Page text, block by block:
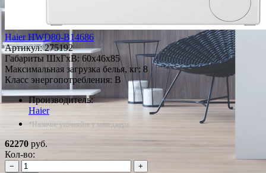
Haier HWD80-B14686
Артикул:275192
Габариты ШxГxВ: 60x46x85
Максимальная загрузка белья, кг: 8
Класс энергопотребления: B
Производитель:
Haier
*Наличие уточняйте у менеджера
62270 руб.
Кол-во:
−
+